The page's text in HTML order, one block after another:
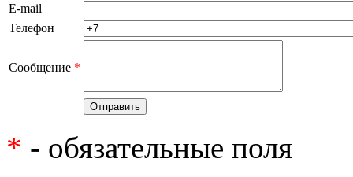
E-mail
Телефон
Сообщение *
* - обязательные поля